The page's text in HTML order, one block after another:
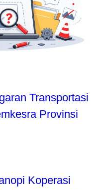
Transportasi
Provinsi
Koperasi